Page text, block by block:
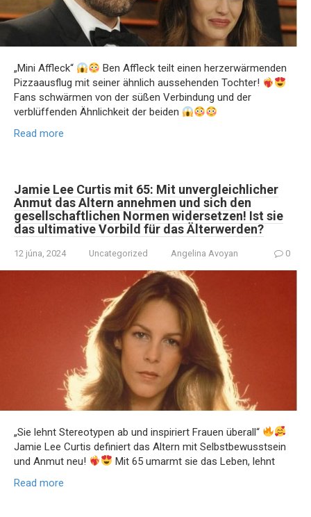
„Mini Affleck“
Ben Affleck teilt einen herzerwärmenden
Pizzaausflug mit seiner ähnlich aussehenden Tochter!
Fans schwärmen von der süßen Verbindung und der
verblüffenden Ähnlichkeit der beiden
Read more
Jamie Lee Curtis mit 65: Mit unvergleichlicher
Anmut das Altern annehmen und sich den
gesellschaftlichen Normen widersetzen! Ist sie
das ultimative Vorbild für das Älterwerden?
12 júna, 2024 Uncategorized Angelina Avoyan 0
„Sie lehnt Stereotypen ab und inspiriert Frauen überall“
Jamie Lee Curtis definiert das Altern mit Selbstbewusstsein
und Anmut neu!
Mit 65 umarmt sie das Leben, lehnt
Read more